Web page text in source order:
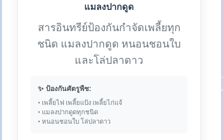
แมลงปากดูด
สารอินทรีย์ป้องกันกำจัดเพลี้ยทุก
ชนิด แมลงปากดูด หนอนชอนใบ
และโล่ปลาดาว
✨ ป้องกันศัตรูพืช:
• เพลี้ยไฟ เพลี้ยแป้ง เพลี้ยไก่แจ้
• แมลงปากดูดทุกชนิด
• หนอนชอนใบ โล่ปลาดาว